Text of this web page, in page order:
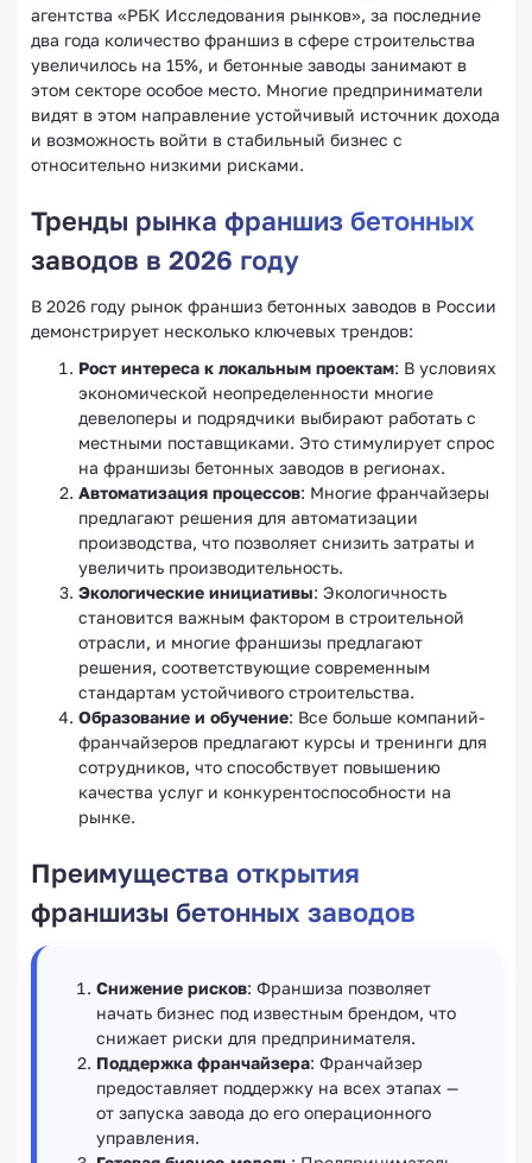
агентства «РБК Исследования рынков», за последние
два года количество франшиз в сфере строительства
увеличилось на 15%, и бетонные заводы занимают в
этом секторе особое место. Многие предприниматели
видят в этом направление устойчивый источник дохода
и возможность войти в стабильный бизнес с
относительно низкими рисками.
Тренды рынка франшиз бетонных
заводов в 2026 году
В 2026 году рынок франшиз бетонных заводов в России
демонстрирует несколько ключевых трендов:
Рост интереса к локальным проектам: В условиях
экономической неопределенности многие
девелоперы и подрядчики выбирают работать с
местными поставщиками. Это стимулирует спрос
на франшизы бетонных заводов в регионах.
Автоматизация процессов: Многие франчайзеры
предлагают решения для автоматизации
производства, что позволяет снизить затраты и
увеличить производительность.
Экологические инициативы: Экологичность
становится важным фактором в строительной
отрасли, и многие франшизы предлагают
решения, соответствующие современным
стандартам устойчивого строительства.
Образование и обучение: Все больше компаний-
франчайзеров предлагают курсы и тренинги для
сотрудников, что способствует повышению
качества услуг и конкурентоспособности на
рынке.
Преимущества открытия
франшизы бетонных заводов
Снижение рисков: Франшиза позволяет
начать бизнес под известным брендом, что
снижает риски для предпринимателя.
Поддержка франчайзера: Франчайзер
предоставляет поддержку на всех этапах —
от запуска завода до его операционного
управления.